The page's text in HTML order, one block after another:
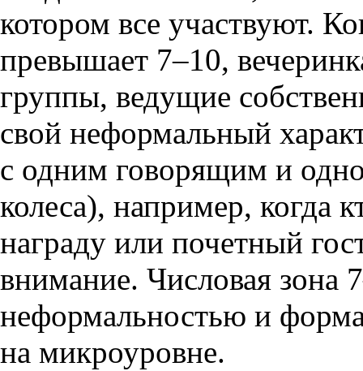
котором все участвуют.
превышает 7–10,
группы, ведущие
свой неформальный
с одним говорящим и
колеса), например, когда
награду или почетный
внимание. Числовая зона
неформальностью и
на микроуровне.